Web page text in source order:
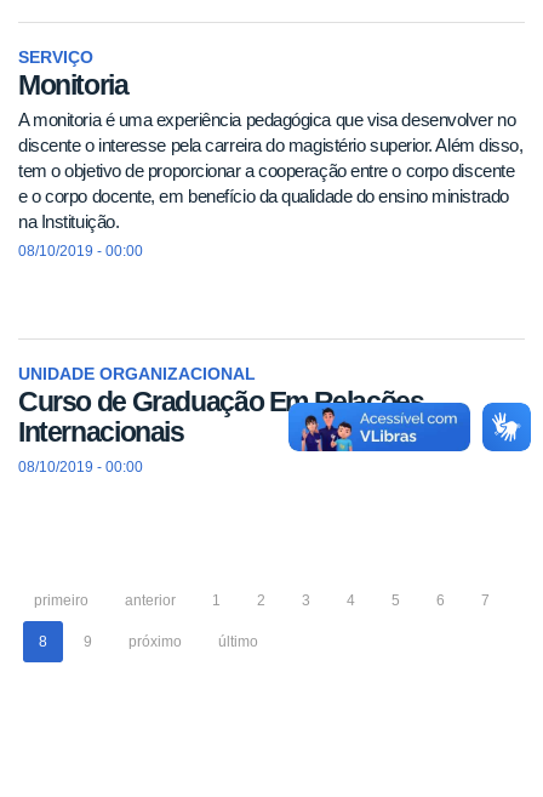
SERVIÇO
Monitoria
A monitoria é uma experiência pedagógica que visa desenvolver no
discente o interesse pela carreira do magistério superior. Além disso,
tem o objetivo de proporcionar a cooperação entre o corpo discente
e o corpo docente, em benefício da qualidade do ensino ministrado
na Instituição.
08/10/2019 - 00:00
UNIDADE ORGANIZACIONAL
Curso de Graduação Em Relações
Internacionais
08/10/2019 - 00:00
primeiro anterior 1 2 3 4 5 6 7
8 9 próximo último